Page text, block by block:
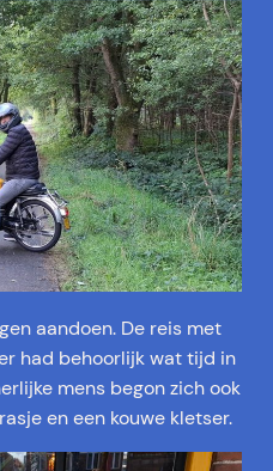
aandoen. De reis met
had behoorlijk wat tijd in
mens begon zich ook
en een kouwe kletser.